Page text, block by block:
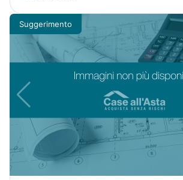
Suggerimento